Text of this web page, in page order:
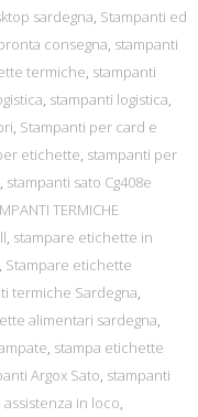
sardegna, Stampanti ed
consegna, stampanti
termiche, stampanti
, stampanti logistica,
, Stampanti per card e
etichette, stampanti per
, stampanti sato Cg408e
TERMICHE
, stampare etichette in
, Stampare etichette
termiche Sardegna,
alimentari sardegna,
, stampa etichette
Argox Sato, stampanti
in loco,